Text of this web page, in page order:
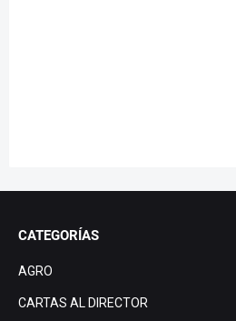
CATEGORÍAS
AGRO
CARTAS AL DIRECTOR